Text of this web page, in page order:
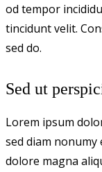
od tempor
tincidunt velit.
sed do.
Sed ut
Lorem ipsum
sed diam
dolore magna